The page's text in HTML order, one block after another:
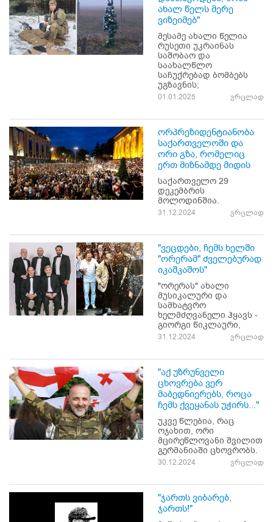
ახალ წელს მერე
ვიზეიმებ"
მესამე ახალი წელია
რუსეთი უკრაინას
საშობაო და
საახალწლო
საჩუქრებად ბომბებს
უგზავნის;
01.01.2025 ვრცლად
ორპრეზიდენტიანობა
საქართველოში და
ორი გზა, რომელიც
ერთ მიზნამდე მიდის
საქართველო 29
დეკემბრის
მოლოდინშია.
31.12.2024 ვრცლად
"ვეცდები, ჩემს ხელში
"ორერამ" ძველებურად
იკაშკაშოს"
"ორერას" ახალი
მუსიკალური და
სამხატვრო
ხელმძღვანელი ჰყავს -
გიორგი წიკლაური,
31.12.2024 ვრცლად
"აქ უზრუნველი
ცხოვრება ვერ
მაბედნიერებს, როცა
ჩემს ქვეყანას უჭირს..."
უკვე წლებია, რაც
ოჯახით, ორი
მცირეწლოვანი შვილით
გერმანიაში ცხოვრობს.
30.12.2024 ვრცლად
"ჯართს ვიბარებ,
ჯართს!"